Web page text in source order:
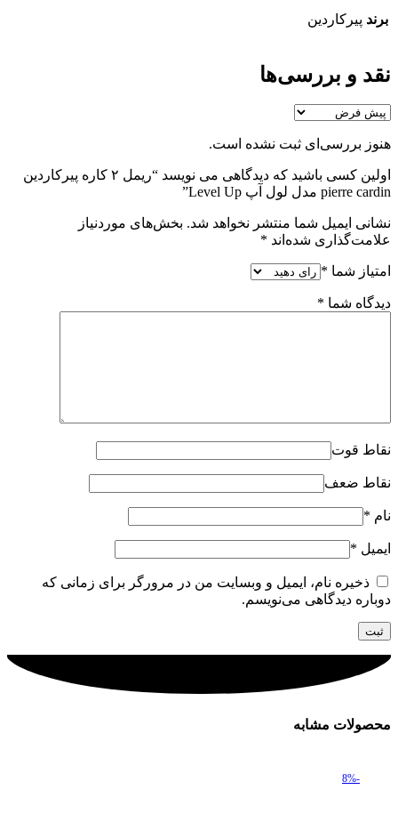
برند پیرکاردین
نقد و بررسی‌ها
هنوز بررسی‌ای ثبت نشده است.
اولین کسی باشید که دیدگاهی می نویسد “ریمل ۲ کاره پیرکاردین
pierre cardin مدل لول آپ Level Up”
نشانی ایمیل شما منتشر نخواهد شد. بخش‌های موردنیاز
علامت‌گذاری شده‌اند *
امتیاز شما *
دیدگاه شما *
نقاط قوت
نقاط ضعف
نام *
ایمیل *
ذخیره نام، ایمیل و وبسایت من در مرورگر برای زمانی که
دوباره دیدگاهی می‌نویسم.
محصولات مشابه
-8%